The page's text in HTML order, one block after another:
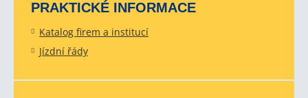
PRAKTICKÉ INFORMACE
Katalog firem a institucí
Jízdní řády